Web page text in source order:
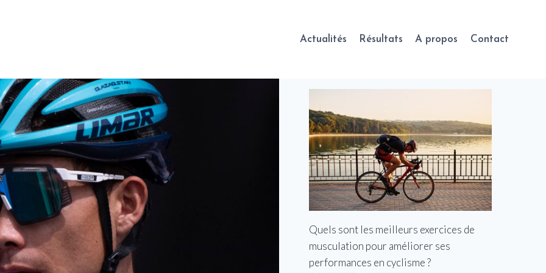
Actualités Résultats A propos Contact
Quels sont les meilleurs exercices de
musculation pour améliorer ses
performances en cyclisme ?